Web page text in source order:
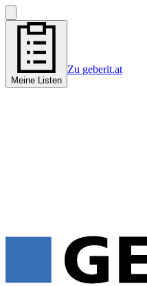
Meine Listen
Zu geberit.at